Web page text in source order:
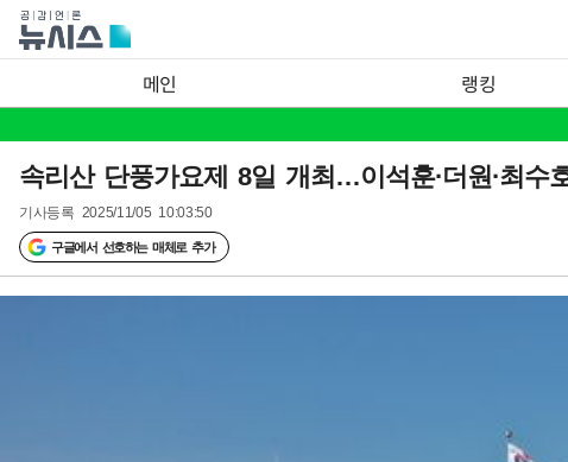
메인 랭킹
속리산 단풍가요제 8일 개최…이석훈·더원·최수
기사등록 2025/11/05 10:03:50
구글에서 선호하는 매체로 추가